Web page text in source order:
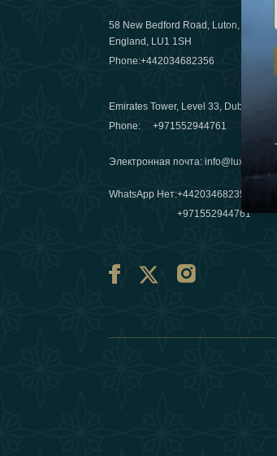
58 New Bedford Road, Luton,
England, LU1 1SH
Phone:+442034682356
Emirates Tower, Level 33, Dubai, UAE
Phone:+971552944761
Электронная почта:info@luxafar.com
WhatsApp Нет:+442034682356
+971552944761